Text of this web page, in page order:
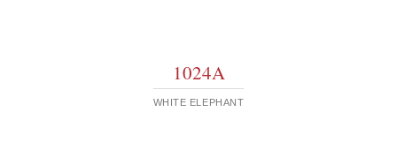
1024A
WHITE ELEPHANT